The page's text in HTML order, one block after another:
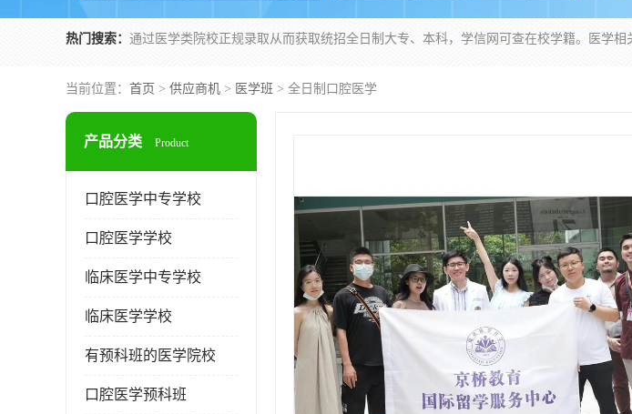
热门搜索：
当前位置： 首页 > 供应商机 > 医学班 > 全日制口腔医学
产品分类 Product
口腔医学中专学校
口腔医学学校
临床医学中专学校
临床医学学校
有预科班的医学院校
口腔医学预科班